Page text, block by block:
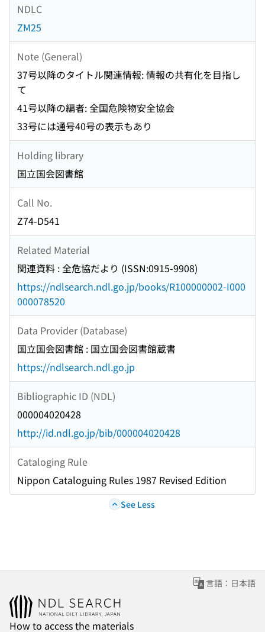
NDLC
ZM25
Note (General)
37号以降のタイトル関連情報: 情報の共有化を目指し
て
41号以降の編者: 全国危険物安全協会
33号には通号40号の表示もあり
Holding library
国立国会図書館
Call No.
Z74-D541
Related Material
関連資料 : 全危協だより (ISSN:0915-9908)
https://ndlsearch.ndl.go.jp/books/R100000002-I000
000078520
Data Provider (Database)
国立国会図書館 : 国立国会図書館蔵書
https://ndlsearch.ndl.go.jp
Bibliographic ID (NDL)
000004020428
http://id.ndl.go.jp/bib/000004020428
Cataloging Rule
Nippon Cataloguing Rules 1987 Revised Edition
See Less
言語：日本語
How to access the materials